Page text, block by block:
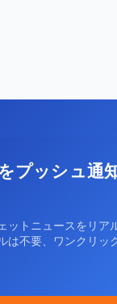
プッシュ通
ットニュースをリア
は不要、ワンクリッ